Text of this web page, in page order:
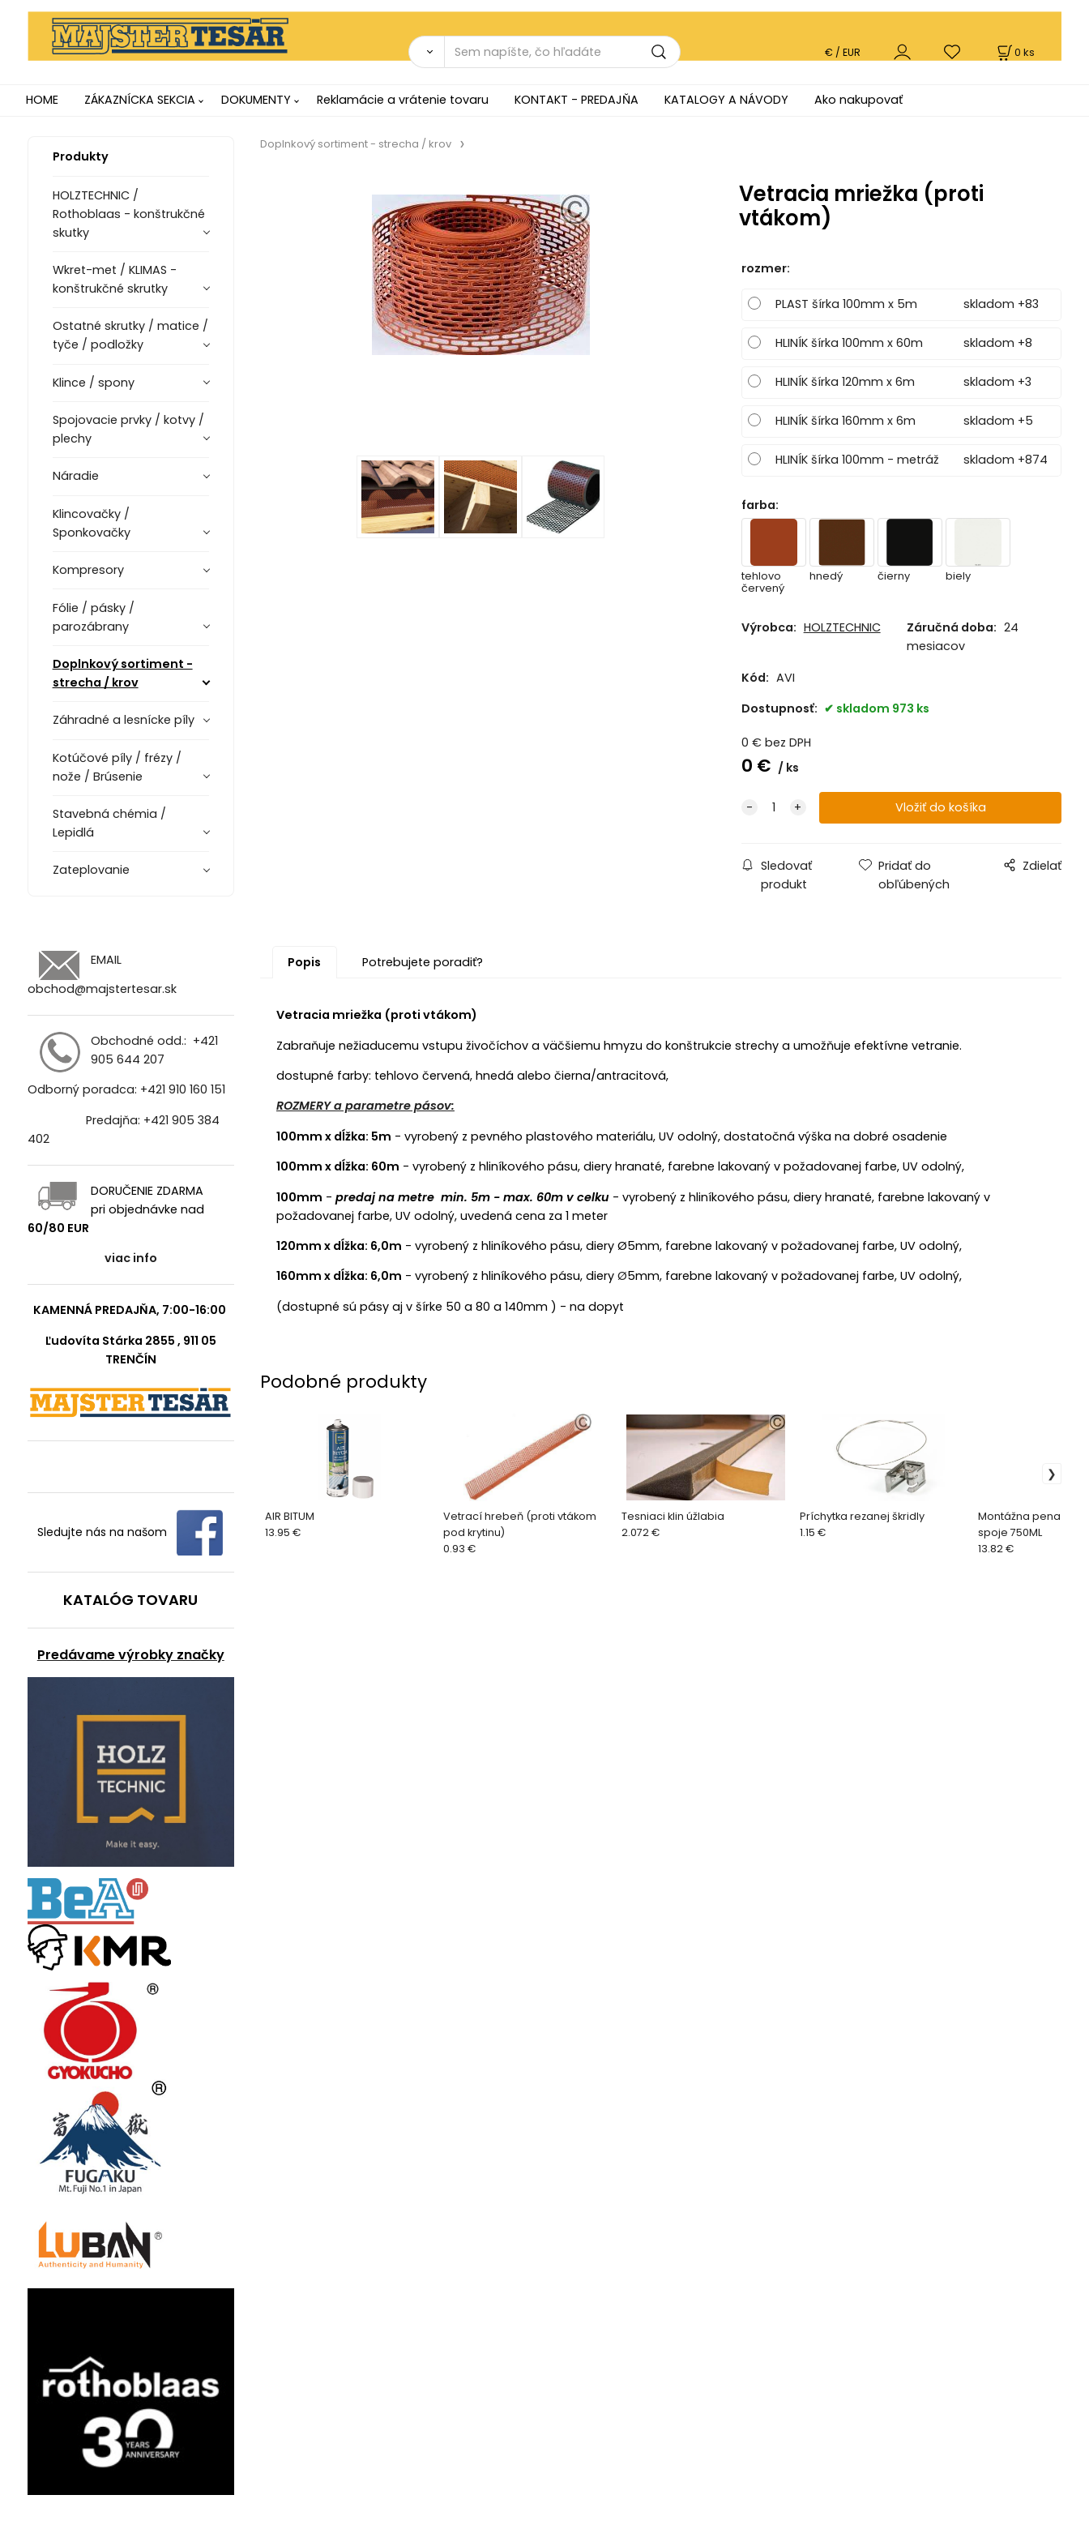
0 ks
€ / EUR
HOME ZÁKAZNÍCKA SEKCIA DOKUMENTY Reklamácie a vrátenie tovaru KONTAKT - PREDAJŇA KATALOGY A NÁVODY Ako nakupovať
Produkty
HOLZTECHNIC /
Rothoblaas - konštrukčné
skutky
Wkret-met / KLIMAS -
konštrukčné skrutky
Ostatné skrutky / matice /
tyče / podložky
Klince / spony
Spojovacie prvky / kotvy /
plechy
Náradie
Klincovačky /
Sponkovačky
Kompresory
Fólie / pásky /
parozábrany
Doplnkový sortiment -
strecha / krov
Záhradné a lesnícke píly
Kotúčové píly / frézy /
nože / Brúsenie
Stavebná chémia /
Lepidlá
Zateplovanie
EMAIL
obchod@majstertesar.sk
Obchodné odd.: +421
905 644 207
Odborný poradca: +421 910 160 151
Predajňa: +421 905 384
402
DORUČENIE ZDARMA
pri objednávke nad
60/80 EUR
viac info
KAMENNÁ PREDAJŇA, 7:00-16:00
Ľudovíta Stárka 2855 , 911 05
TRENČÍN
Sledujte nás na našom
KATALÓG TOVARU
Predávame výrobky značky
Doplnkový sortiment - strecha / krov
Vetracia mriežka (proti
vtákom)
rozmer:
PLAST šírka 100mm x 5m skladom +83
HLINÍK šírka 100mm x 60m skladom +8
HLINÍK šírka 120mm x 6m skladom +3
HLINÍK šírka 160mm x 6m skladom +5
HLINÍK šírka 100mm - metráž skladom +874
farba:
tehlovo
červený
hnedý čierny biely
Výrobca: HOLZTECHNIC Záručná doba: 24
mesiacov
Kód: AVI
Dostupnosť:
skladom 973 ks
0 € bez DPH
0 € ks
Sledovať
produkt
Pridať do
obľúbených
Zdielať
Popis Potrebujete poradiť?
Vetracia mriežka (proti vtákom)
Zabraňuje nežiaducemu vstupu živočíchov a väčšiemu hmyzu do konštrukcie strechy a umožňuje efektívne vetranie.
dostupné farby: tehlovo červená, hnedá alebo čierna/antracitová,
ROZMERY a parametre pásov:
100mm x dĺžka: 5m - vyrobený z pevného plastového materiálu, UV odolný, dostatočná výška na dobré osadenie
100mm x dĺžka: 60m - vyrobený z hliníkového pásu, diery hranaté, farebne lakovaný v požadovanej farbe, UV odolný,
100mm - predaj na metre min. 5m - max. 60m v celku- vyrobený z hliníkového pásu, diery hranaté, farebne lakovaný v
požadovanej farbe, UV odolný, uvedená cena za 1 meter
120mm x dĺžka: 6,0m - vyrobený z hliníkového pásu, diery Ø5mm, farebne lakovaný v požadovanej farbe, UV odolný,
160mm x dĺžka: 6,0m - vyrobený z hliníkového pásu, diery Ø5mm, farebne lakovaný v požadovanej farbe, UV odolný,
(dostupné sú pásy aj v šírke 50 a 80 a 140mm ) - na dopyt
Podobné produkty
AIR BITUM
13.95 €
Vetrací hrebeň (proti vtákom
pod krytinu)
0.93 €
Tesniaci klin úžlabia
2.072 €
Príchytka rezanej škridly
1.15 €
Montážna pena na
spoje 750ML
13.82 €